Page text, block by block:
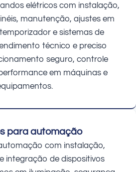
elétricos com instalação,
manutenção, ajustes em
e sistemas de
técnico e preciso
seguro, controle
em máquinas e
para automação
com instalação,
integração de dispositivos